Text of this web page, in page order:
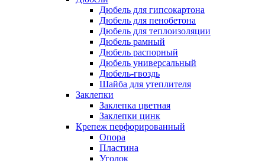
Дюбель для гипсокартона
Дюбель для пенобетона
Дюбель для теплоизоляции
Дюбель рамный
Дюбель распорный
Дюбель универсальный
Дюбель-гвоздь
Шайба для утеплителя
Заклепки
Заклепка цветная
Заклепки цинк
Крепеж перфорированный
Опора
Пластина
Уголок